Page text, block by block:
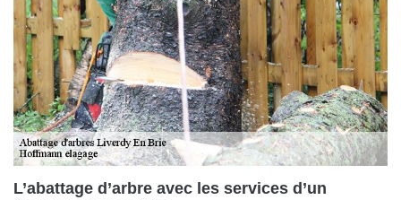
L’abattage d’arbre avec les services d’un